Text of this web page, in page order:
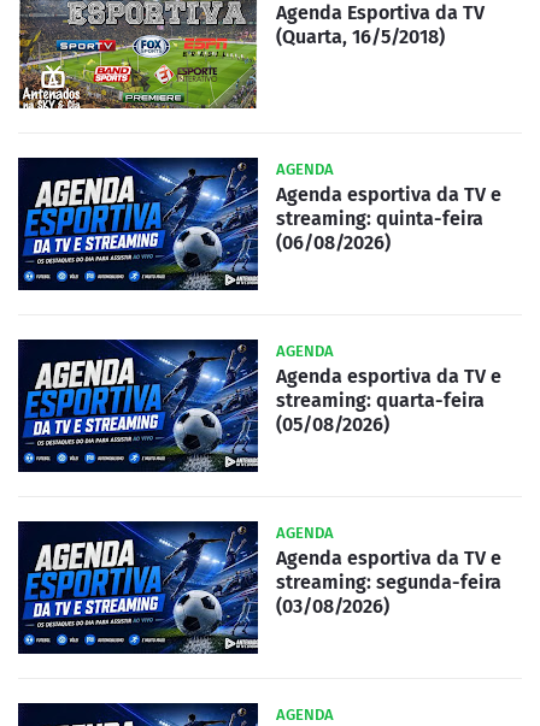
Agenda Esportiva da TV
(Quarta, 16/5/2018)
AGENDA
Agenda esportiva da TV e
streaming: quinta-feira
(06/08/2026)
AGENDA
Agenda esportiva da TV e
streaming: quarta-feira
(05/08/2026)
AGENDA
Agenda esportiva da TV e
streaming: segunda-feira
(03/08/2026)
AGENDA